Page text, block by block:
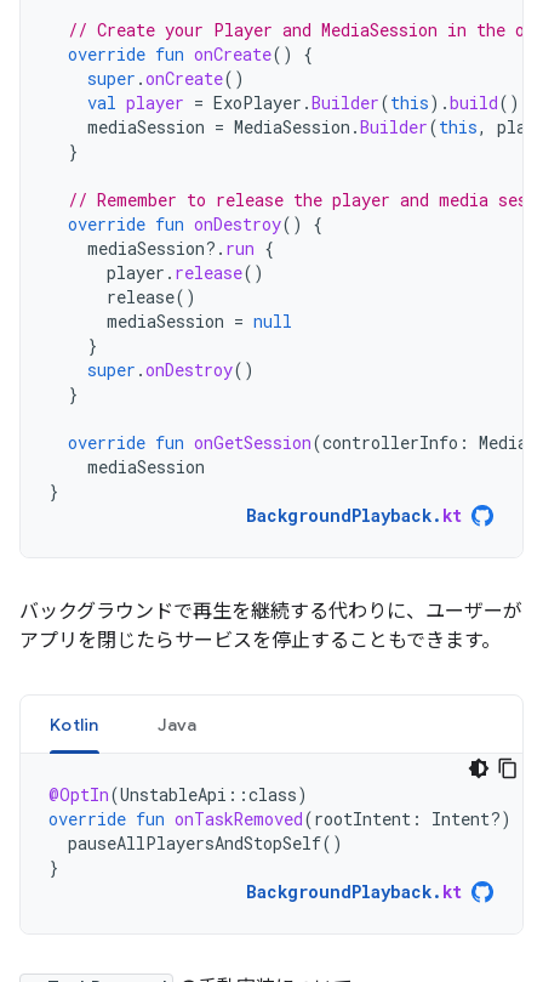
// Create your Player and MediaSession in the
override fun onCreate()
{
super .onCreate()
val player = ExoPlayer .Builder(this).build()
mediaSession = MediaSession .Builder(this,
}
// Remember to release the player and media
override fun onDestroy()
{
mediaSession?. run {
player . release()
release()
mediaSession = null
}
super .onDestroy()
}
override fun onGetSession(controllerInfo :
mediaSession
}
BackgroundPlayback. kt
バックグラウンドで再生を継続する代わりに、ユーザーが
アプリを閉じたらサービスを停止することもできます。
Kotlin Java
@OptIn(UnstableApi ::class)
override fun onTaskRemoved(rootIntent : Intent?)
pauseAllPlayersAndStopSelf()
}
BackgroundPlayback. kt